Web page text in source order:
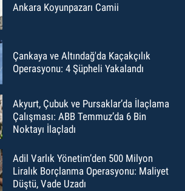
Ankara Koyunpazarı Camii
Çankaya ve Altındağ'da Kaçakçılık
Operasyonu: 4 Şüpheli Yakalandı
Akyurt, Çubuk ve Pursaklar’da İlaçlama
Çalışması: ABB Temmuz’da 6 Bin
Noktayı İlaçladı
Adil Varlık Yönetim’den 500 Milyon
Liralık Borçlanma Operasyonu: Maliyet
Düştü, Vade Uzadı